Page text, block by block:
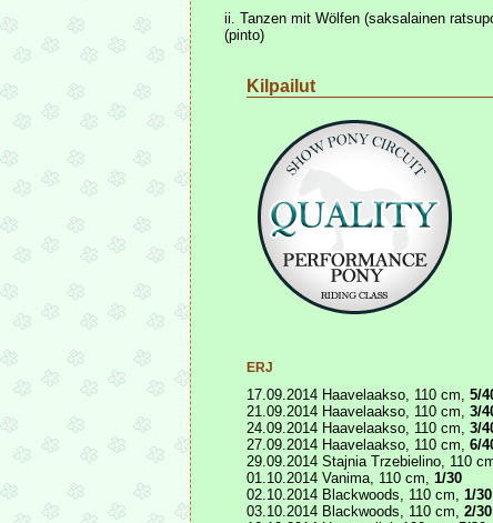
ii. Tanzen mit Wölfen (saksalainen
(pinto)
Kilpailut
ERJ
17.09.2014 Haavelaakso, 110 cm, 5/
21.09.2014 Haavelaakso, 110 cm, 3/
24.09.2014 Haavelaakso, 110 cm, 3/
27.09.2014 Haavelaakso, 110 cm, 6/
29.09.2014 Stajnia Trzebielino, 110
01.10.2014 Vanima, 110 cm, 1/30
02.10.2014 Blackwoods, 110 cm, 1/30
03.10.2014 Blackwoods, 110 cm, 2/30